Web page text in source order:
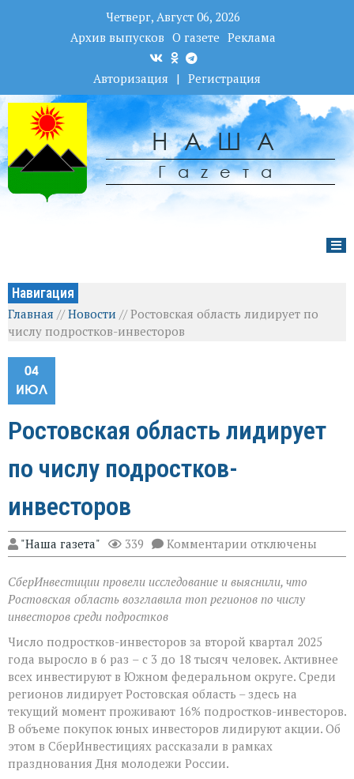
Четверг, Август 06, 2026
Архив выпусков О газете Реклама
Авторизация | Регистрация
НАША
Гаzета
Навигация
Главная //Новости //Ростовская область лидирует по
числу подростков-инвесторов
04
ИЮЛ
Ростовская область лидирует
по числу подростков-
инвесторов
"Наша газета" 339 Комментарии к
записи
область
лидирует
подростков-
инвесторов
отключены
СберИнвестиции провели исследование и выяснили, что
Ростовская область возглавила топ регионов по числу
инвесторов среди подростков
Число подростков-инвесторов за второй квартал 2025
года выросло в 6 раз – с 3 до 18 тысяч человек. Активнее
всех инвестируют в Южном федеральном округе. Среди
регионов лидирует Ростовская область – здесь на
текущий момент проживают 16% подростков-инвесторов.
В объеме покупок юных инвесторов лидируют акции. Об
этом в СберИнвестициях рассказали в рамках
празднования Дня молодежи России.